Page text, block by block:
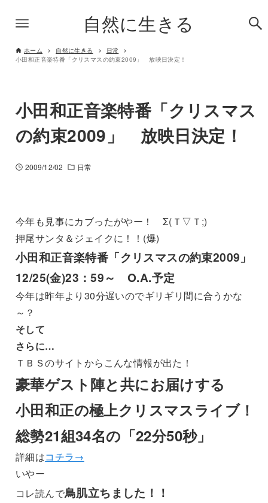
自然に生きる
ホーム 自然に生きる
日常
小田和正音楽特番「クリスマスの約束2009」 放映日決定！
小田和正音楽特番「クリスマス
の約束2009」 放映日決定！
2009/12/02 日常
今年も見事にカブったがやー！ Σ(Ｔ▽Ｔ;)
押尾サンタ＆ジェイクに！！(爆)
小田和正音楽特番「クリスマスの約束2009」
12/25(金)23：59～ O.A.予定
今年は昨年より30分遅いのでギリギリ間に合うかな
～？
そして
さらに…
ＴＢＳのサイトからこんな情報が出た！
豪華ゲスト陣と共にお届けする
小田和正の極上クリスマスライブ！
総勢21組34名の「22分50秒」
詳細はコチラ→
いやー
コレ読んで鳥肌立ちました！！